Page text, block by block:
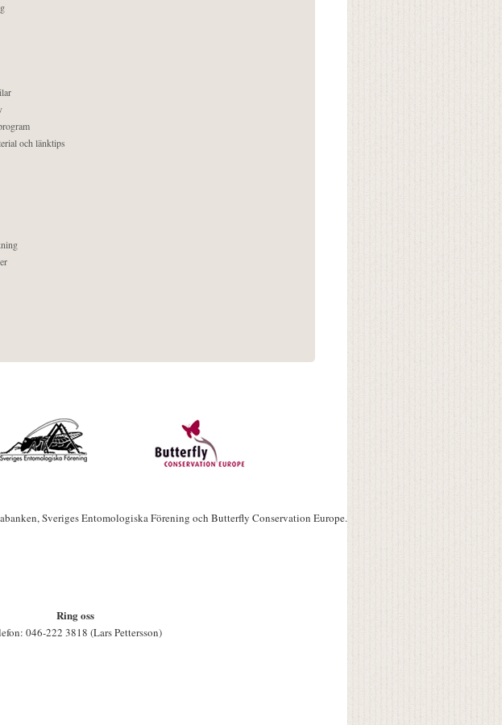
och länktips
Sveriges Entomologiska Förening och Butterfly Conservation Europe.
Ring oss
046-222 3818 (Lars Pettersson)